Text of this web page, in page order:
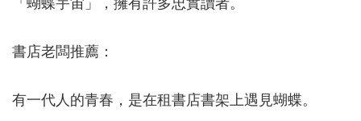
書店老闆推薦：
有一代人的青春，是在租書店書架上遇見蝴蝶。